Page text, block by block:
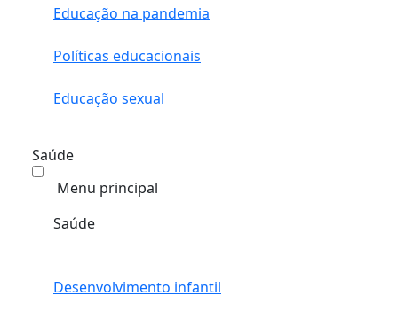
Educação na pandemia
Políticas educacionais
Educação sexual
Saúde
Menu principal
Saúde
Desenvolvimento infantil